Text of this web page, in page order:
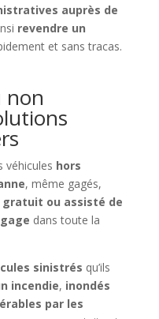
auprès de
revendre un
et sans tracas.
non
véhicules hors
, même gagés,
ou assisté de
dans toute la
sinistrés qu’ils
incendie, inondés
par les